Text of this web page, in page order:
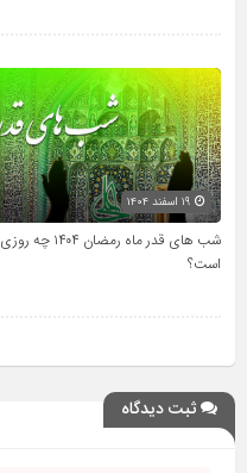
شب های قدر ماه رمضان ۱۴۰۴ چه روزی
است؟
ثبت دیدگاه